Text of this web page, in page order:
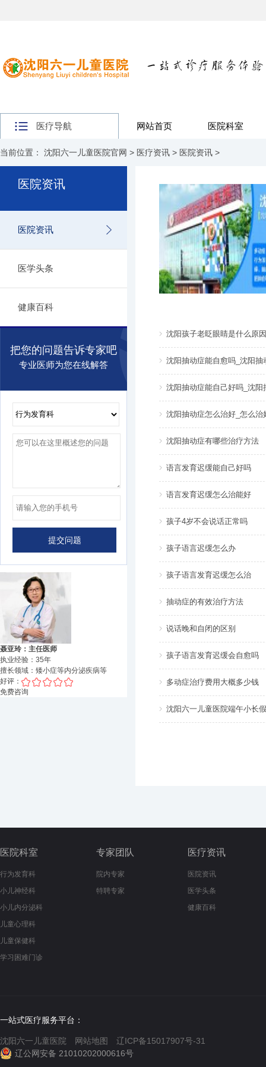
医疗导航 网站首页 医院科室
当前位置： 沈阳六一儿童医院官网 > 医疗资讯 > 医院资讯 >
医院资讯
医院资讯
医学头条
健康百科
把您的问题告诉专家吧
专业医师为您在线解答
聂亚玲：主任医师
执业经验： 35年
擅长领域： 矮小症等内分泌疾病等
好评：
免费咨询
沈阳孩子老眨眼睛是什么原
沈阳抽动症能自愈吗_沈阳
沈阳抽动症能自己好吗_沈
沈阳抽动症怎么治好_怎么治
沈阳抽动症有哪些治疗方法
语言发育迟缓能自己好吗
语言发育迟缓怎么治能好
孩子4岁不会说话正常吗
孩子语言迟缓怎么办
孩子语言发育迟缓怎么治
抽动症的有效治疗方法
说话晚和自闭的区别
孩子语言发育迟缓会自愈吗
多动症治疗费用大概多少钱
沈阳六一儿童医院端午小长
医院科室
行为发育科
小儿神经科
小儿内分泌科
儿童心理科
儿童保健科
学习困难门诊
专家团队
院内专家
特聘专家
医疗资讯
医院资讯
医学头条
健康百科
一站式医疗服务平台：
沈阳六一儿童医院 网站地图
辽ICP备15017907号-31
辽公网安备 21010202000616号